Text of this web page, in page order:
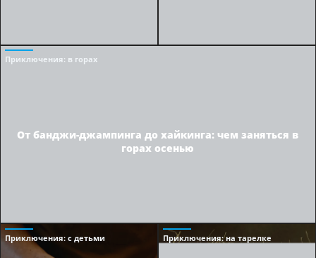
Приключения: в горах
От банджи-джампинга до хайкинга: чем заняться в
горах осенью
Приключения: с детьми Приключения: на тарелке